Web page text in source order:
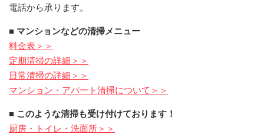
電話から承ります。
■ マンションなどの清掃メニュー
料金表＞＞
定期清掃の詳細＞＞
日常清掃の詳細＞＞
マンション・アパート清掃について＞＞
■ このような清掃も受け付けております！
厨房・トイレ・洗面所＞＞